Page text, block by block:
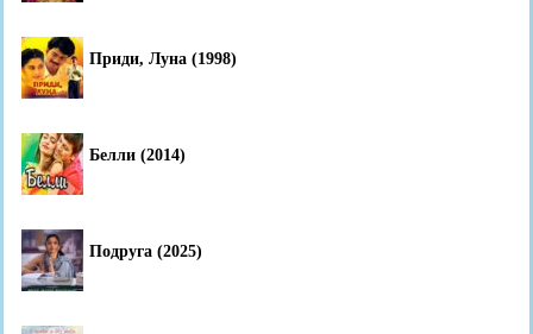
Приди, Луна (1998)
Белли (2014)
Подруга (2025)